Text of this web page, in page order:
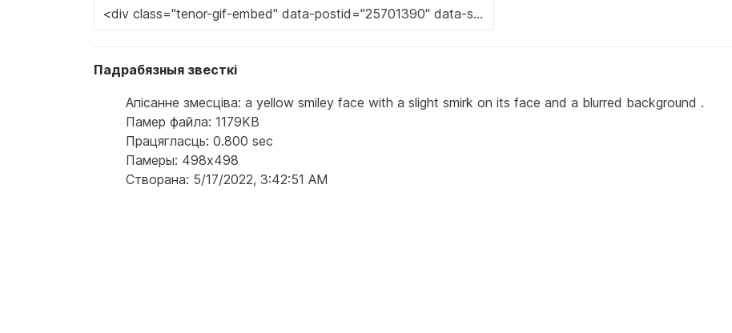
Падрабязныя звесткі
Апісанне змесціва: a yellow smiley face with a slight smirk on its face and a blurred background .
Памер файла: 1179KB
Працягласць: 0.800 sec
Памеры: 498x498
Створана: 5/17/2022, 3:42:51 AM